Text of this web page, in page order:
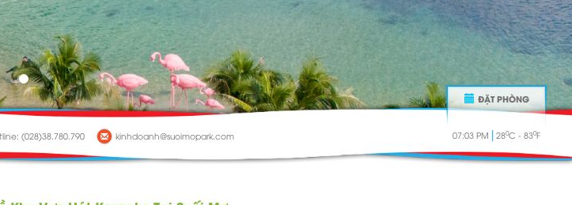
(028)38.780.790 kinhdoanh@suoimopark.com
ĐẶT PHÒNG
07:03 PM | 280C - 830F